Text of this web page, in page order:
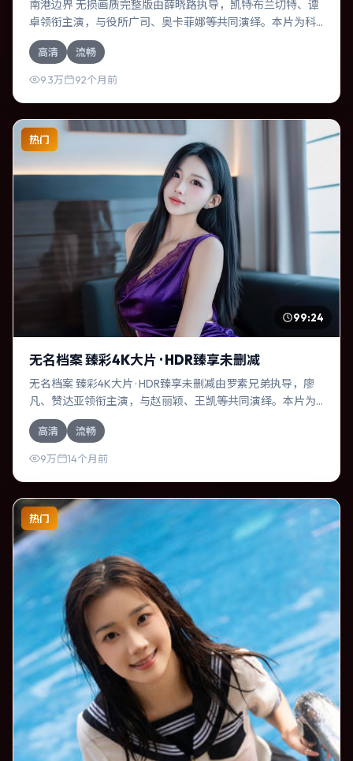
南港边界 无损画质完整版由薛晓路执导，凯特·布兰切特、谭
卓领衔主演，与役所广司、奥卡菲娜等共同演绎。本片为科
幻类型，主要班底与取景来自法国。一次跨国行动在暴雨夜
失控，信任瞬间崩塌。影片整体气质克制，节奏紧凑，人物
动机清晰，适合喜欢强情节与细腻表演的观众。
高清 流畅
9.3万 92个月前
热门
99:24
无名档案 臻彩4K大片 · HDR臻享未删减
无名档案 臻彩4K大片 · HDR臻享未删减由罗素兄弟执导，廖
凡、赞达亚领衔主演，与赵丽颖、王凯等共同演绎。本片为
喜剧类型，主要班底与取景来自中国大陆。人工智能介入司
法审判，人性边界遭遇拷问。影片整体气质压抑，节奏紧
凑，人物动机清晰，适合喜欢强情节与细腻表演的观众。
高清 流畅
9万 14个月前
热门